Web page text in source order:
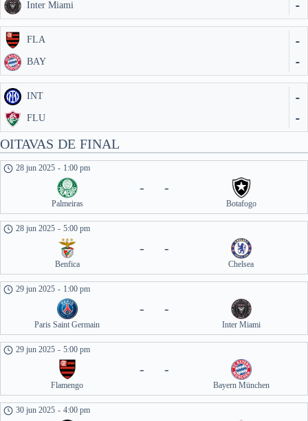
Inter Miami
-
FLA
BAY
-
-
INT
FLU
-
-
OITAVAS DE FINAL
28 jun 2025 - 1:00 pm
Palmeiras
- -
Botafogo
28 jun 2025 - 5:00 pm
Benfica
- -
Chelsea
29 jun 2025 - 1:00 pm
Paris Saint Germain
- -
Inter Miami
29 jun 2025 - 5:00 pm
Flamengo
- -
Bayern München
30 jun 2025 - 4:00 pm